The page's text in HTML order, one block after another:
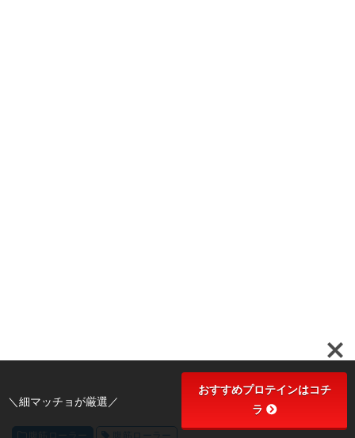
腹筋ローラー 腹筋ローラー
＼細マッチョが厳選／
おすすめプロテインはコチ
ラ